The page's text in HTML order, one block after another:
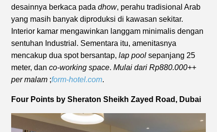
desainnya berkaca pada dhow, perahu tradisional Arab
yang masih banyak diproduksi di kawasan sekitar.
Interior kamar mengawinkan langgam minimalis dengan
sentuhan Industrial. Sementara itu, amenitasnya
mencakup dua spot bersantap, lap pool sepanjang 25
meter, dan co-working space. Mulai dari Rp880.000++
per malam ;form-hotel.com.
Four Points by Sheraton Sheikh Zayed Road, Dubai